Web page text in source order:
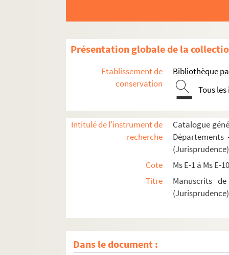
Présentation globale de la
Etablissement de
conservation
Bibliothèque
Tous
Intitulé de l'instrument de
recherche
Catalogue
Départements
(Jurisprudence)
Cote
Ms E-1 à Ms E-
Titre
Manuscrits
(Jurisprudence)
Dans le document :
Ms E-43. Regula fratrum ordinis B. M. de
Ms E-44. Sermones de diversis, etc.
Ms E-45. Gregorii IX Decretalium libri V.
Ms E-46. Remarques sur les canons
Ms E-48. Statuts de l'ordre de Saint-Michel
Ms E-49. Collectio canonum et excerptorum
Ms E-50. Johannis Andreae novella in
Ms E-51. Gregorii IX Decretalium libri V,
Ms E-52. Justiniani Institutionum libri IV, cum
Ms E-53. Bonifacii VIII Sextus liber
Ms E-54. Decretalium collectiones antiquae I
Ms E-55. Innocentii IV apparatus in
Ms E-56. Registre du Parlement de